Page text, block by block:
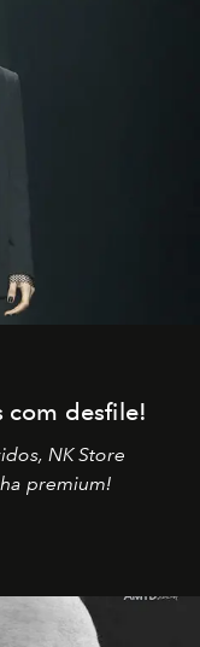
com desfile!
NK Store
premium!